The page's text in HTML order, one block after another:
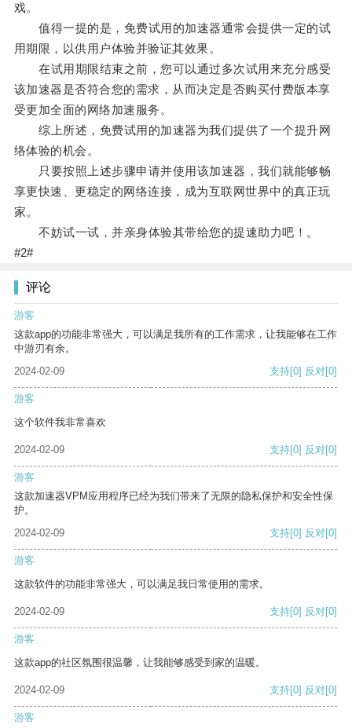
戏。
值得一提的是，免费试用的加速器通常会提供一定的试
用期限，以供用户体验并验证其效果。
在试用期限结束之前，您可以通过多次试用来充分感受
该加速器是否符合您的需求，从而决定是否购买付费版本享
受更加全面的网络加速服务。
综上所述，免费试用的加速器为我们提供了一个提升网
络体验的机会。
只要按照上述步骤申请并使用该加速器，我们就能够畅
享更快速、更稳定的网络连接，成为互联网世界中的真正玩
家。
不妨试一试，并亲身体验其带给您的提速助力吧！。
#2#
评论
游客
这款app的功能非常强大，可以满足我所有的工作需求，让我能够在工作
中游刃有余。
2024-02-09
支持[0] 反对[0]
游客
这个软件我非常喜欢
2024-02-09 支持[0] 反对[0]
游客
这款加速器VPM应用程序已经为我们带来了无限的隐私保护和安全性保
护。
2024-02-09
支持[0] 反对[0]
游客
这款软件的功能非常强大，可以满足我日常使用的需求。
2024-02-09 支持[0] 反对[0]
游客
这款app的社区氛围很温馨，让我能够感受到家的温暖。
2024-02-09 支持[0] 反对[0]
游客